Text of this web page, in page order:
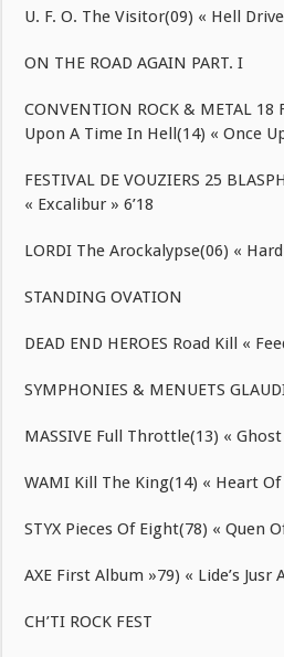
U. F. O. The Visitor(09) « Hell
ON THE ROAD AGAIN PART. I
CONVENTION ROCK & METAL 18
Upon A Time In Hell(14) « Once
FESTIVAL DE VOUZIERS 25
« Excalibur » 6’18
LORDI The Arockalypse(06) «
STANDING OVATION
DEAD END HEROES Road Kill «
SYMPHONIES & MENUETS
MASSIVE Full Throttle(13) « Ghost
WAMI Kill The King(14) « Heart Of
STYX Pieces Of Eight(78) « Quen
AXE First Album »79) « Lide’s Jusr
CH’TI ROCK FEST